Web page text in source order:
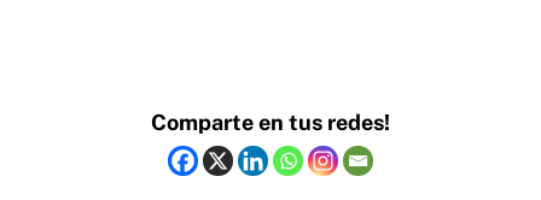
Comparte en tus redes!